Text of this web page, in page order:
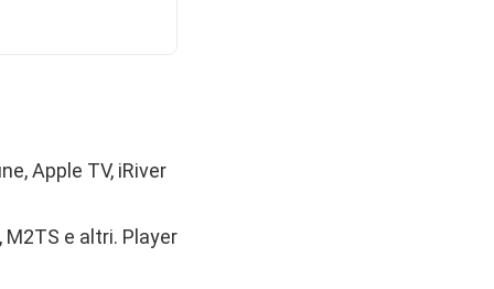
Apple TV, iRiver
M2TS e altri. Player